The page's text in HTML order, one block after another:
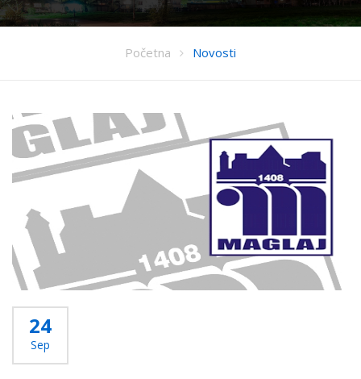
Početna Novosti
24
Sep